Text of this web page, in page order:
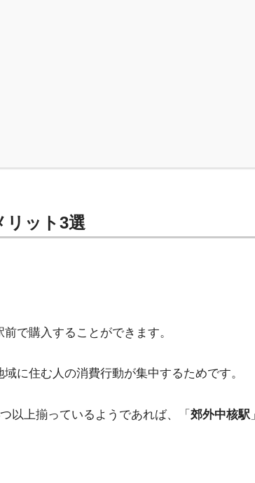
リット3選
で購入することができます。
に住む人の消費行動が集中するためです。
以上揃っているようであれば、「 郊外中核駅